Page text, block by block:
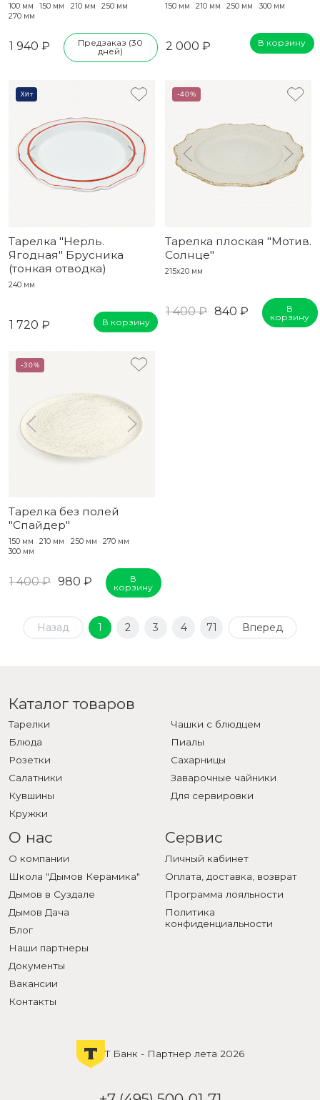
100 мм 150 мм 210 мм
250 мм
270 мм
1 940 ₽
Предзаказ (30
дней)
150 мм 210 мм 250 мм 300 мм
2 000 ₽ В корзину
Хит
Тарелка "Нерль.
Ягодная" Брусника
(тонкая отводка)
240 мм
1 720 ₽ В корзину
-40%
Тарелка плоская "Мотив.
Солнце"
215x20 мм
1 400 ₽ 840 ₽
В
корзину
-30%
Тарелка без полей
"Спайдер"
150 мм 210 мм 250 мм
270 мм
300 мм
1 400 ₽ 980 ₽
В
корзину
Назад 1 2 3 4 71 Вперед
Каталог товаров
Тарелки
Блюда
Розетки
Салатники
Кувшины
Кружки
Чашки с блюдцем
Пиалы
Сахарницы
Заварочные чайники
Для сервировки
О нас
О компании
Школа "Дымов Керамика"
Дымов в Суздале
Дымов Дача
Блог
Наши партнеры
Документы
Вакансии
Контакты
Сервис
Личный кабинет
Оплата, доставка, возврат
Программа лояльности
Политика
конфиденциальности
Т Банк - Партнер лета 2026